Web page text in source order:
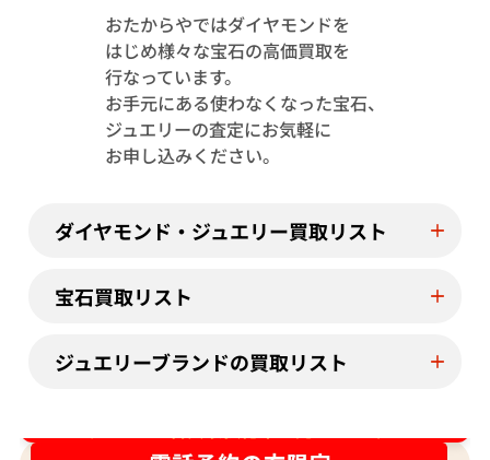
Pt･Pm900 トルマリン・ダイヤモンド
1.13・D0.08ct
参考買取価格
2026年7月11日時点
参考買取価格
おたからやではダイヤモンドを
はじめ様々な宝石の高価買取を
行なっています。
お手元にある使わなくなった宝石、
ジュエリーの査定にお気軽に
お申し込みください。
ダイヤモンド・ジュエリー買取リスト
宝石買取リスト
ジュエリーブランドの買取リスト